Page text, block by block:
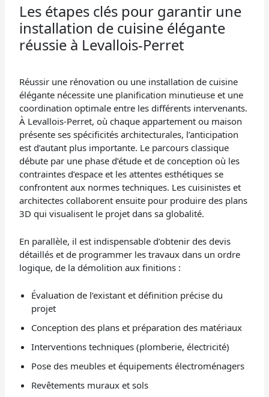
Les étapes clés pour garantir une
installation de cuisine élégante
réussie à Levallois-Perret
Réussir une rénovation ou une installation de cuisine
élégante nécessite une planification minutieuse et une
coordination optimale entre les différents intervenants.
À Levallois-Perret, où chaque appartement ou maison
présente ses spécificités architecturales, l’anticipation
est d’autant plus importante. Le parcours classique
débute par une phase d’étude et de conception où les
contraintes d’espace et les attentes esthétiques se
confrontent aux normes techniques. Les cuisinistes et
architectes collaborent ensuite pour produire des plans
3D qui visualisent le projet dans sa globalité.
En parallèle, il est indispensable d’obtenir des devis
détaillés et de programmer les travaux dans un ordre
logique, de la démolition aux finitions :
Évaluation de l’existant et définition précise du
projet
Conception des plans et préparation des matériaux
Interventions techniques (plomberie, électricité)
Pose des meubles et équipements électroménagers
Revêtements muraux et sols